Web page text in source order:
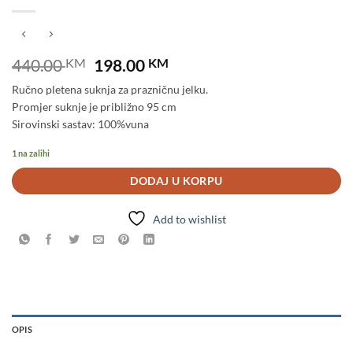
440.00KM
Original
was:
440.00 KM.
198.00 KM
is:
198.00 KM.
Ručno pletena suknja za prazničnu jelku.
Promjer suknje je približno 95 cm
Sirovinski sastav: 100%vuna
1 na zalihi
DODAJ U KORPU
Add to wishlist
OPIS